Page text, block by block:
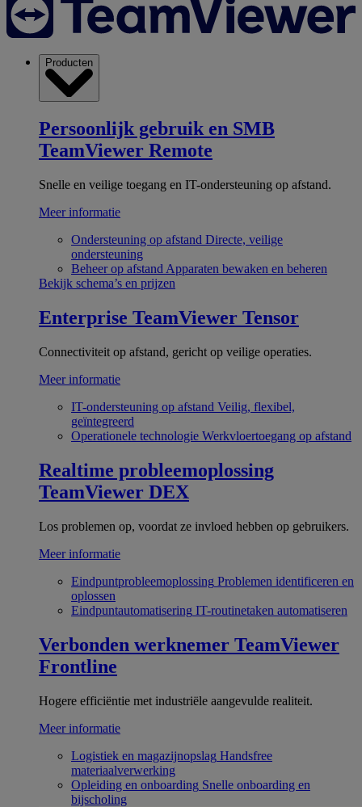
Producten
Persoonlijk gebruik en SMB
TeamViewer Remote
Snelle en veilige toegang en IT-ondersteuning op afstand.
Meer informatie
Ondersteuning op afstand Directe, veilige
ondersteuning
Beheer op afstand Apparaten bewaken en beheren
Bekijk schema’s en prijzen
Enterprise TeamViewer Tensor
Connectiviteit op afstand, gericht op veilige operaties.
Meer informatie
IT-ondersteuning op afstand Veilig, flexibel,
geïntegreerd
Operationele technologie Werkvloertoegang op afstand
Realtime probleemoplossing
TeamViewer DEX
Los problemen op, voordat ze invloed hebben op gebruikers.
Meer informatie
Eindpuntprobleemoplossing Problemen identificeren en
oplossen
Eindpuntautomatisering IT-routinetaken automatiseren
Verbonden werknemer TeamViewer
Frontline
Hogere efficiëntie met industriële aangevulde realiteit.
Meer informatie
Logistiek en magazijnopslag Handsfree
materiaalverwerking
Opleiding en onboarding Snelle onboarding en
bijscholing